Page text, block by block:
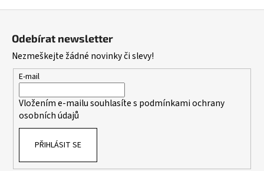
Odebírat newsletter
Nezmeškejte žádné novinky či slevy!
E-mail
Vložením e-mailu souhlasíte s podmínkami ochrany
osobních údajů
PŘIHLÁSIT SE